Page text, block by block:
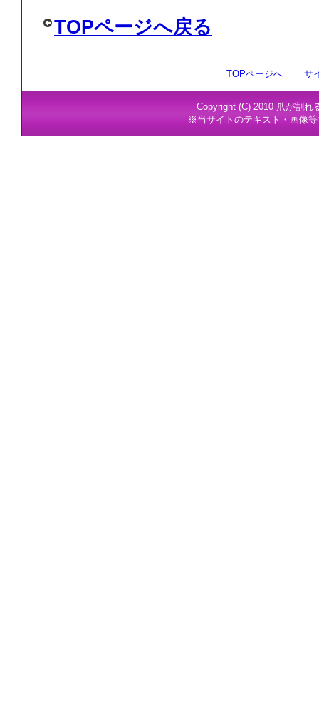
TOPページへ戻る
TOPページへ サ
Copyright (C) 2010 爪が割れ
※当サイトのテキスト・画像